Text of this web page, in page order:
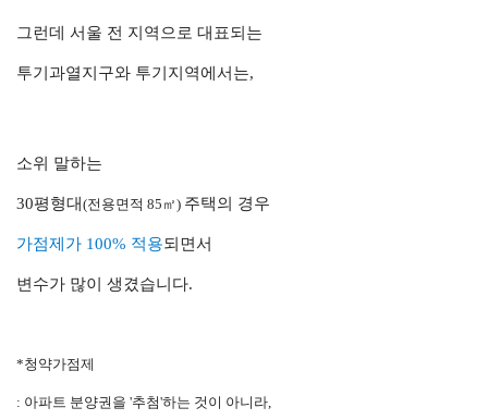
그런데 서울 전 지역으로 대표되는
투기과열지구와 투기지역에서는,
소위 말하는
30평형대 (전용면적 85㎡) 주택의 경우
가점제가 100% 적용되면서
변수가 많이 생겼습니다.
*청약가점제
: 아파트 분양권을 '추첨'하는 것이 아니라,